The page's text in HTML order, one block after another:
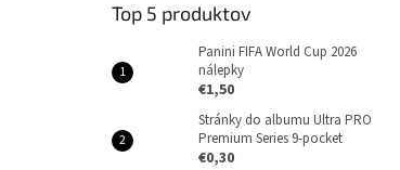
Top 5 produktov
Panini FIFA World Cup 2026
nálepky
€1,50
Stránky do albumu Ultra PRO
Premium Series 9-pocket
€0,30